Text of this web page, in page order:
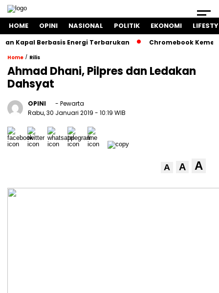
HOME OPINI NASIONAL POLITIK EKONOMI
Berbasis Energi Terbarukan Chromebook
Home / Rilis
Ahmad Dhani, Pilpres dan Ledakan
Dahsyat
OPINI
- Pewarta
Rabu, 30 Januari 2019 - 10:19 WIB
A A A